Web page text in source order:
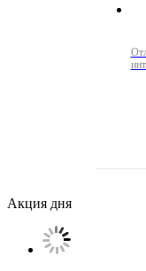
Акция дня